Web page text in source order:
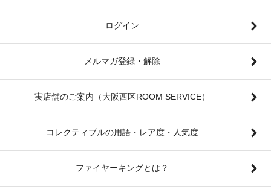
ログイン
メルマガ登録・解除
実店舗のご案内（大阪西区ROOM SERVICE）
コレクティブルの用語・レア度・人気度
ファイヤーキングとは？